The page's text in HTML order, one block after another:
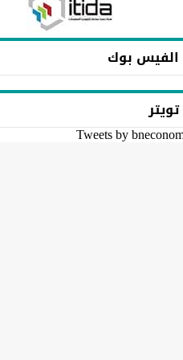
الفيس بوك
تويتر
Tweets by